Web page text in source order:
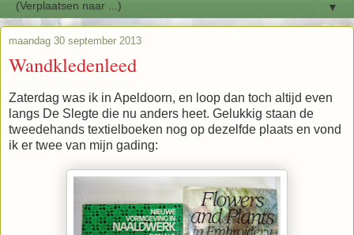
▼
maandag 30 september 2013
Wandkledenleed
Zaterdag was ik in Apeldoorn, en loop dan toch altijd even
langs De Slegte die nu anders heet. Gelukkig staan de
tweedehands textielboeken nog op dezelfde plaats en vond
ik er twee van mijn gading: